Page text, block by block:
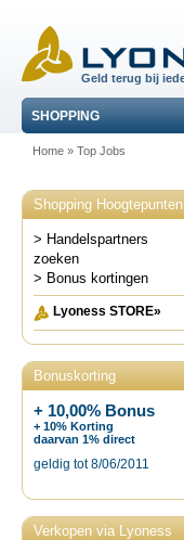
Geld terug bij
SHOPPING
Home» Top Jobs
Shopping Hoogtepunten
> Handelspartners
zoeken
> Bonus kortingen
Lyoness STORE»
Bonuskorting
+ 10,00% Bonus
+ 10% Korting
daarvan 1% direct
geldig tot 8/06/2011
Verkopen via Lyoness